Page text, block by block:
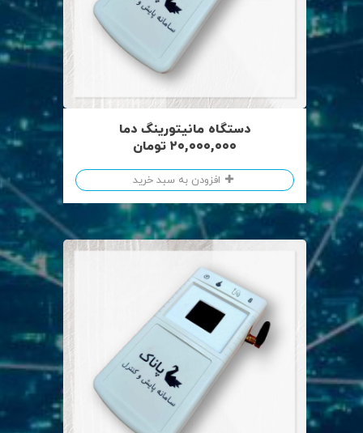
دستگاه مانیتورینگ دما
۲۰,۰۰۰,۰۰۰ تومان
افزودن به سبد خرید